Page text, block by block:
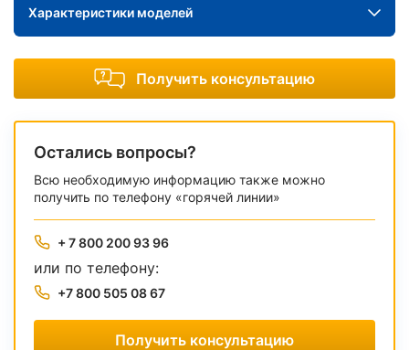
Характеристики моделей
Получить консультацию
Остались вопросы?
Всю необходимую информацию также можно
получить по телефону «горячей линии»
+ 7 800 200 93 96
или по телефону:
+7 800 505 08 67
Получить консультацию